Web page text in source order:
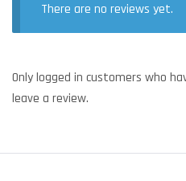
There are no reviews yet.
Only logged in customers who
leave a review.